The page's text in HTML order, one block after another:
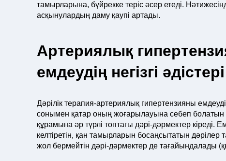
тамырларына, бүйрекке теріс әсер етеді.
асқынулардың даму қаупі артады.
Артериялық
емдеудің негізгі әдістері
Дәрілік терапия-артериялық гипертензияны
сонымен қатар оның жоғарылауына себеп болатын
құрамына әр түрлі топтағы дәрі-дәрмектер кіреді.
келтіретін, қан тамырларын босаңсытатын
жол бермейтін дәрі-дәрмектер де тағайындалады